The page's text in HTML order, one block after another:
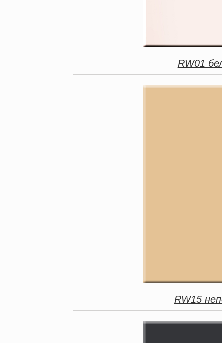
RW01
RW15